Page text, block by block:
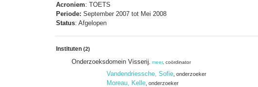
Acroniem: TOETS
Periode: September 2007 tot Mei 2008
Status: Afgelopen
Instituten (2)
Onderzoeksdomein Visserij meer, coördinator
Vandendriessche, Sofie , onderzoeker
Moreau, Kelle , onderzoeker